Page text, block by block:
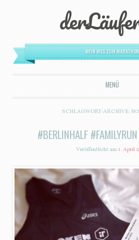
MEIN WEG ZUM MARATHON
MENÜ
ZUM INHALT SPRINGEN
SCHLAGWORT-ARCHIVE:
#BERLINHALF
Veröffentlicht am1. April